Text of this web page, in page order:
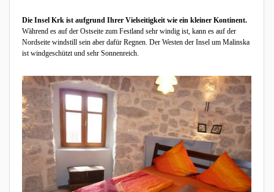
Die Insel Krk ist aufgrund Ihrer Vielseitigkeit wie ein kleiner Kontinent.
Während es auf der Ostseite zum Festland sehr windig ist, kann es auf der
Nordseite windstill sein aber dafür Regnen. Der Westen der Insel um Malinska
ist windgeschützt und sehr Sonnenreich.